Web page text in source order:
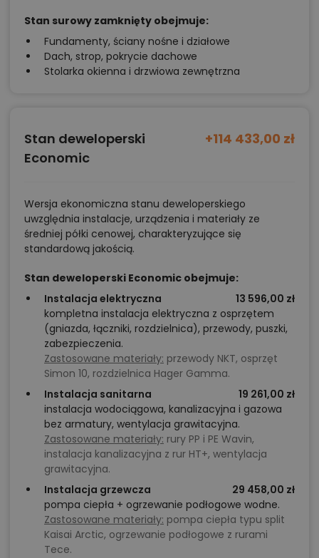
Stan surowy zamknięty obejmuje:
Fundamenty, ściany nośne i działowe
Dach, strop, pokrycie dachowe
Stolarka okienna i drzwiowa zewnętrzna
Stan deweloperski
Economic
+114 433,00 zł
Wersja ekonomiczna stanu deweloperskiego
uwzględnia instalacje, urządzenia i materiały ze
średniej półki cenowej, charakteryzujące się
standardową jakością.
Stan deweloperski Economic obejmuje:
Instalacja elektryczna
13 596,00 zł
kompletna instalacja elektryczna z osprzętem
(gniazda, łączniki, rozdzielnica), przewody, puszki,
zabezpieczenia.
Zastosowane materiały: przewody NKT, osprzęt
Simon 10, rozdzielnica Hager Gamma.
Instalacja sanitarna
19 261,00 zł
instalacja wodociągowa, kanalizacyjna i gazowa
bez armatury, wentylacja grawitacyjna.
Zastosowane materiały: rury PP i PE Wavin,
instalacja kanalizacyjna z rur HT+, wentylacja
grawitacyjna.
Instalacja grzewcza
29 458,00 zł
pompa ciepła + ogrzewanie podłogowe wodne.
Zastosowane materiały: pompa ciepła typu split
Kaisai Arctic, ogrzewanie podłogowe z rurami
Tece.